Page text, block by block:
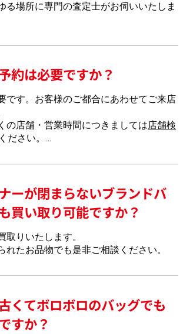
る場所に専門の査定士がお伺いいたしま
約は必要ですか？
です。お客様のご都合にあわせてご来店
の店舗・営業時間につきましては店舗検
ださい。
す。
ーが閉まらないブランドバ
買い取り可能ですか？
取りいたします。
れたお品物でも是非ご相談ください。
くてボロボロのバッグでも
すか？